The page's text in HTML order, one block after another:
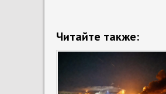
Читайте также: